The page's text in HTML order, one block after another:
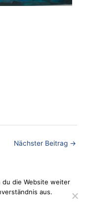
Nächster Beitrag →
du die Website weiter
aus.